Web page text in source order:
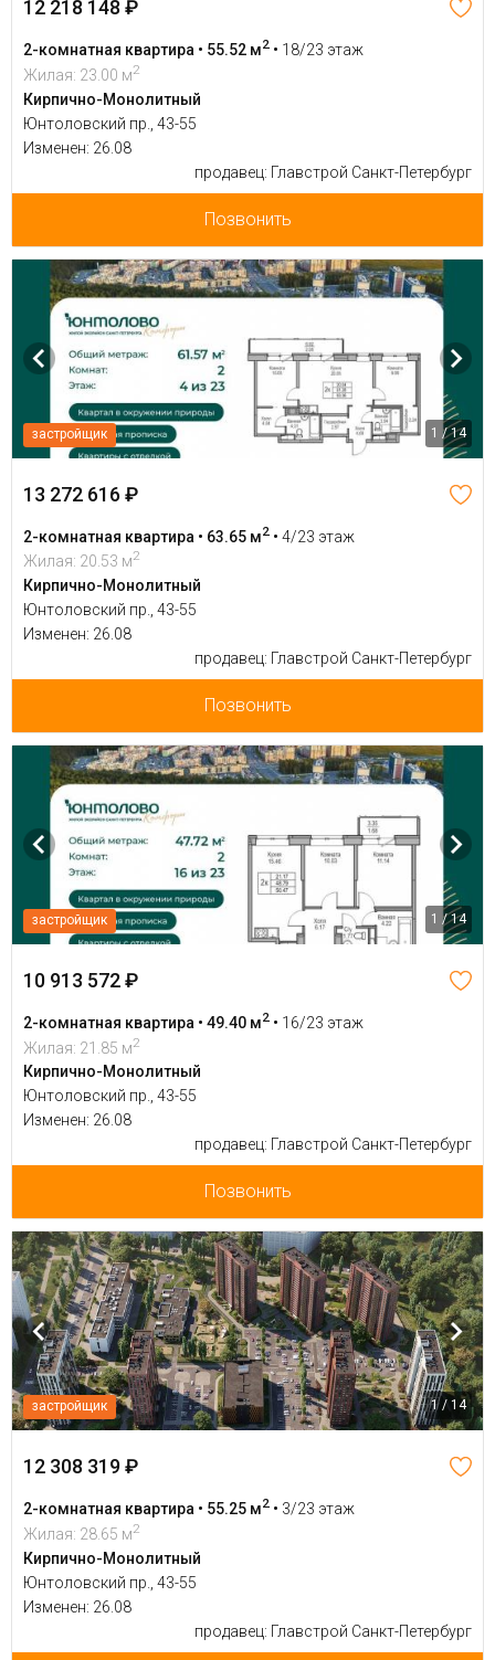
12 218 148 ₽
2-комнатная квартира • 55.52 м2 • 18/23 этаж
Жилая: 23.00 м2
Кирпично-Монолитный
Юнтоловский пр., 43-55
Изменен: 26.08
продавец: Главстрой Санкт-Петербург
Позвонить
застройщик 1 / 14
13 272 616 ₽
2-комнатная квартира • 63.65 м2 • 4/23 этаж
Жилая: 20.53 м2
Кирпично-Монолитный
Юнтоловский пр., 43-55
Изменен: 26.08
продавец: Главстрой Санкт-Петербург
Позвонить
застройщик 1 / 14
10 913 572 ₽
2-комнатная квартира • 49.40 м2 • 16/23 этаж
Жилая: 21.85 м2
Кирпично-Монолитный
Юнтоловский пр., 43-55
Изменен: 26.08
продавец: Главстрой Санкт-Петербург
Позвонить
застройщик 1 / 14
12 308 319 ₽
2-комнатная квартира • 55.25 м2 • 3/23 этаж
Жилая: 28.65 м2
Кирпично-Монолитный
Юнтоловский пр., 43-55
Изменен: 26.08
продавец: Главстрой Санкт-Петербург